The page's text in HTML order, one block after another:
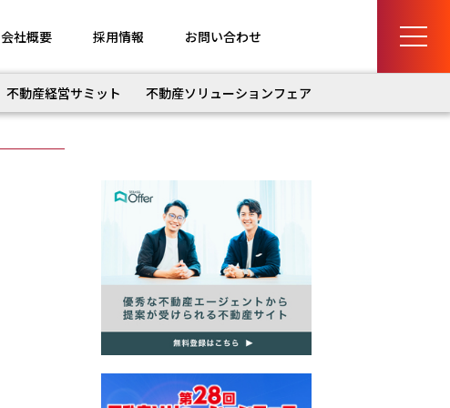
会社概要 採用情報 お問い合わせ
不動産経営サミット 不動産ソリューションフェア